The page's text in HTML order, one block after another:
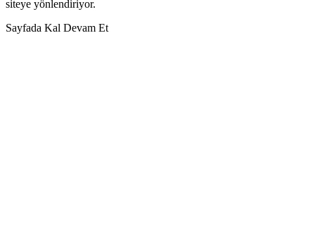
siteye yönlendiriyor.
Sayfada Kal Devam Et